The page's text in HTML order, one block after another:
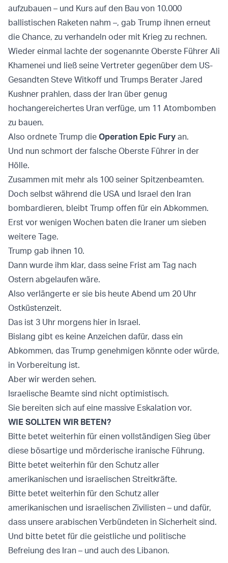
aufzubauen – und Kurs auf den Bau von 10.000
ballistischen Raketen nahm –, gab Trump ihnen erneut
die Chance, zu verhandeln oder mit Krieg zu rechnen.
Wieder einmal lachte der sogenannte Oberste Führer Ali
Khamenei und ließ seine Vertreter gegenüber dem US-
Gesandten Steve Witkoff und Trumps Berater Jared
Kushner prahlen, dass der Iran über genug
hochangereichertes Uran verfüge, um 11 Atombomben
zu bauen.
Also ordnete Trump die Operation Epic Fury an.
Und nun schmort der falsche Oberste Führer in der
Hölle.
Zusammen mit mehr als 100 seiner Spitzenbeamten.
Doch selbst während die USA und Israel den Iran
bombardieren, bleibt Trump offen für ein Abkommen.
Erst vor wenigen Wochen baten die Iraner um sieben
weitere Tage.
Trump gab ihnen 10.
Dann wurde ihm klar, dass seine Frist am Tag nach
Ostern abgelaufen wäre.
Also verlängerte er sie bis heute Abend um 20 Uhr
Ostküstenzeit.
Das ist 3 Uhr morgens hier in Israel.
Bislang gibt es keine Anzeichen dafür, dass ein
Abkommen, das Trump genehmigen könnte oder würde,
in Vorbereitung ist.
Aber wir werden sehen.
Israelische Beamte sind nicht optimistisch.
Sie bereiten sich auf eine massive Eskalation vor.
WIE SOLLTEN WIR BETEN?
Bitte betet weiterhin für einen vollständigen Sieg über
diese bösartige und mörderische iranische Führung.
Bitte betet weiterhin für den Schutz aller
amerikanischen und israelischen Streitkräfte.
Bitte betet weiterhin für den Schutz aller
amerikanischen und israelischen Zivilisten – und dafür,
dass unsere arabischen Verbündeten in Sicherheit sind.
Und bitte betet für die geistliche und politische
Befreiung des Iran – und auch des Libanon.